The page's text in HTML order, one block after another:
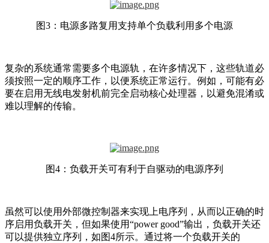
图3：电源多路复用支持单个负载利用多个电源
复杂的系统通常需要多个电源轨，在许多情况下，这些轨道必
须按照一定的顺序工作，以便系统正常运行。例如，可能有必
要在启用无线电发射机前完全启动核心处理器，以避免混淆或
难以理解的传输。
图4：负载开关可有利于自驱动的电源序列
虽然可以使用外部微控制器来实现上电序列，从而以正确的时
序启用负载开关，但如果使用“power good”输出，负载开关还
可以提供独立序列，如图4所示。通过将一个负载开关的